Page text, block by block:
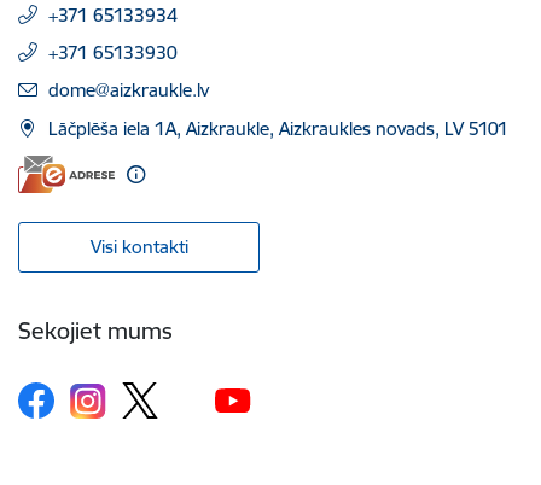
+371 65133934
+371 65133930
E-pasts:
dome@aizkraukle.lv
Lāčplēša iela 1A, Aizkraukle, Aizkraukles novads, LV 5101
Visi kontakti
Sekojiet mums